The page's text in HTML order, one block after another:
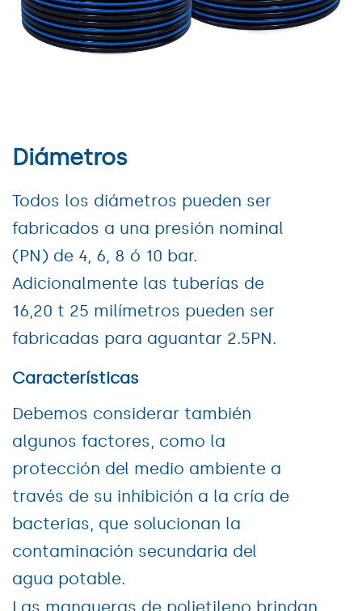
Diámetros
Todos los diámetros pueden ser
fabricados a una presión nominal
(PN) de 4, 6, 8 ó 10 bar.
Adicionalmente las tuberías de
16,20 t 25 milímetros pueden ser
fabricadas para aguantar 2.5PN.
Características
Debemos considerar también
algunos factores, como la
protección del medio ambiente a
través de su inhibición a la cría de
bacterias, que solucionan la
contaminación secundaria del
agua potable.
Las mangueras de polietileno brindan